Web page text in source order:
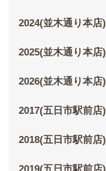
2024(並木通り本店)
2025(並木通り本店)
2026(並木通り本店)
2017(五日市駅前店)
2018(五日市駅前店)